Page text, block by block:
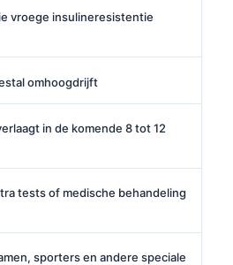
vroege insulineresistentie
omhoogdrijft
in de komende 8 tot 12
tests of medische behandeling
sporters en andere speciale